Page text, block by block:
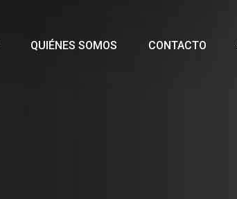
QUIÉNES SOMOS CONTACTO